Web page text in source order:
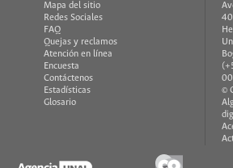
Mapa del sitio
Redes Sociales
FAQ
Quejas y reclamos
Atención en línea
Encuesta
Contáctenos
Estadísticas
Glosario
©